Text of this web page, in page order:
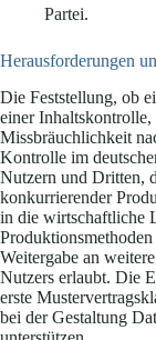
Partei.
Herausforderungen
Die Feststellung, ob
einer
Missbräuchlichkeit
Kontrolle im
Nutzern und Dritten,
konkurrierender
in die wirtschaftliche
Weitergabe an
Nutzers erlaubt. Die
erste
bei der Gestaltung